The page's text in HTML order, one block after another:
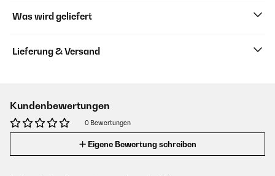
Was wird geliefert
Lieferung & Versand
Kundenbewertungen
0 Bewertungen
Eigene Bewertung schreiben